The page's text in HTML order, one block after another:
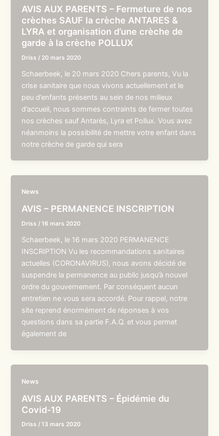
AVIS AUX PARENTS – Fermeture de nos
crèches SAUF la crèche ANTARES &
LYRA et organisation d’une crèche de
garde à la crèche POLLUX
Driss / 20 mars 2020
Schaerbeek, le 20 mars 2020 Chers parents, Vu la
crise sanitaire que nous vivons actuellement et le
peu d’enfants présents au sein de nos milieux
d’accueil, nous sommes contraints de fermer toutes
nos crèches sauf Antarès, Lyra et Pollux. Vous avez
néanmoins la possibilité de mettre votre enfant dans
notre crèche de garde qui sera
News
AVIS – PERMANENCE INSCRIPTION
Driss /16 mars 2020
Schaerbeek, le 16 mars 2020 PERMANENCE
INSCRIPTION Vu les recommandations sanitaires
actuelles (CORONAVIRUS), nous avons décidé de
suspendre la permanence au public jusqu’à nouvel
ordre du gouvernement. Par conséquent aucun
entretien ne vous sera accordé. Pour rappel, notre
site reprend énormément de réponses à vos
questions dans sa partie F.A.Q. et vous permet
également de
News
AVIS AUX PARENTS – Épidémie du
Covid-19
Driss /13 mars 2020